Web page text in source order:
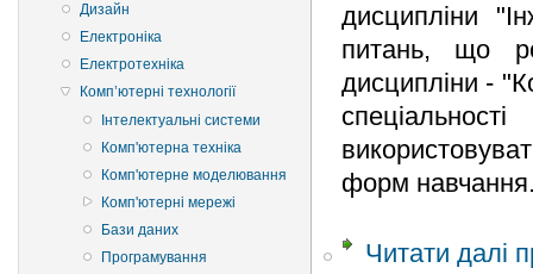
Дизайн
Електроніка
Електротехніка
Комп’ютерні технології
Інтелектуальні системи
Комп'ютерна техніка
Комп'ютерне моделювання
Комп'ютерні мережі
Бази даних
Програмування
дисципліни
питань, що
дисципліни -
форм
Читати далі